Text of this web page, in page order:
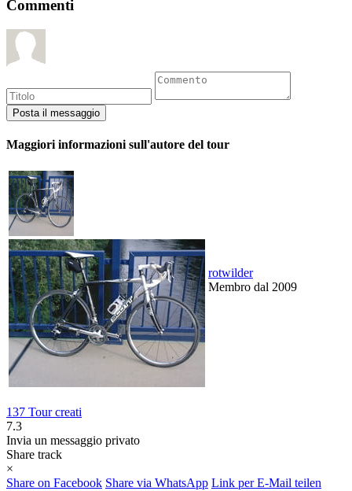
Commenti
Maggiori informazioni sull'autore del tour
rotwilder
Membro dal 2009
137 Tour creati
7.3
Invia un messaggio privato
Share track
×
Share on Facebook Share via WhatsApp Link per E-Mail teilen